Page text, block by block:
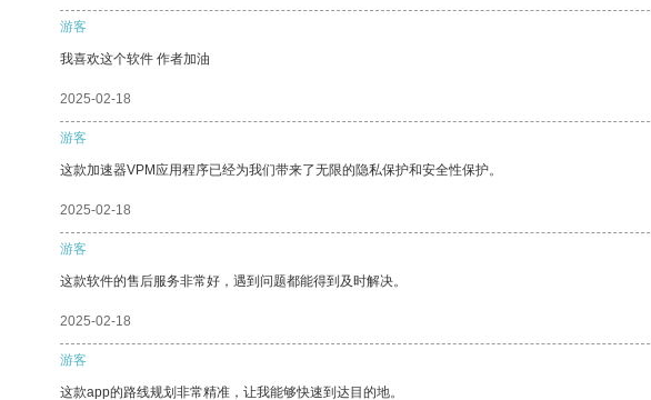
游客
我喜欢这个软件 作者加油
2025-02-18
游客
这款加速器VPM应用程序已经为我们带来了无限的隐私保护和安全性保护。
2025-02-18
游客
这款软件的售后服务非常好，遇到问题都能得到及时解决。
2025-02-18
游客
这款app的路线规划非常精准，让我能够快速到达目的地。